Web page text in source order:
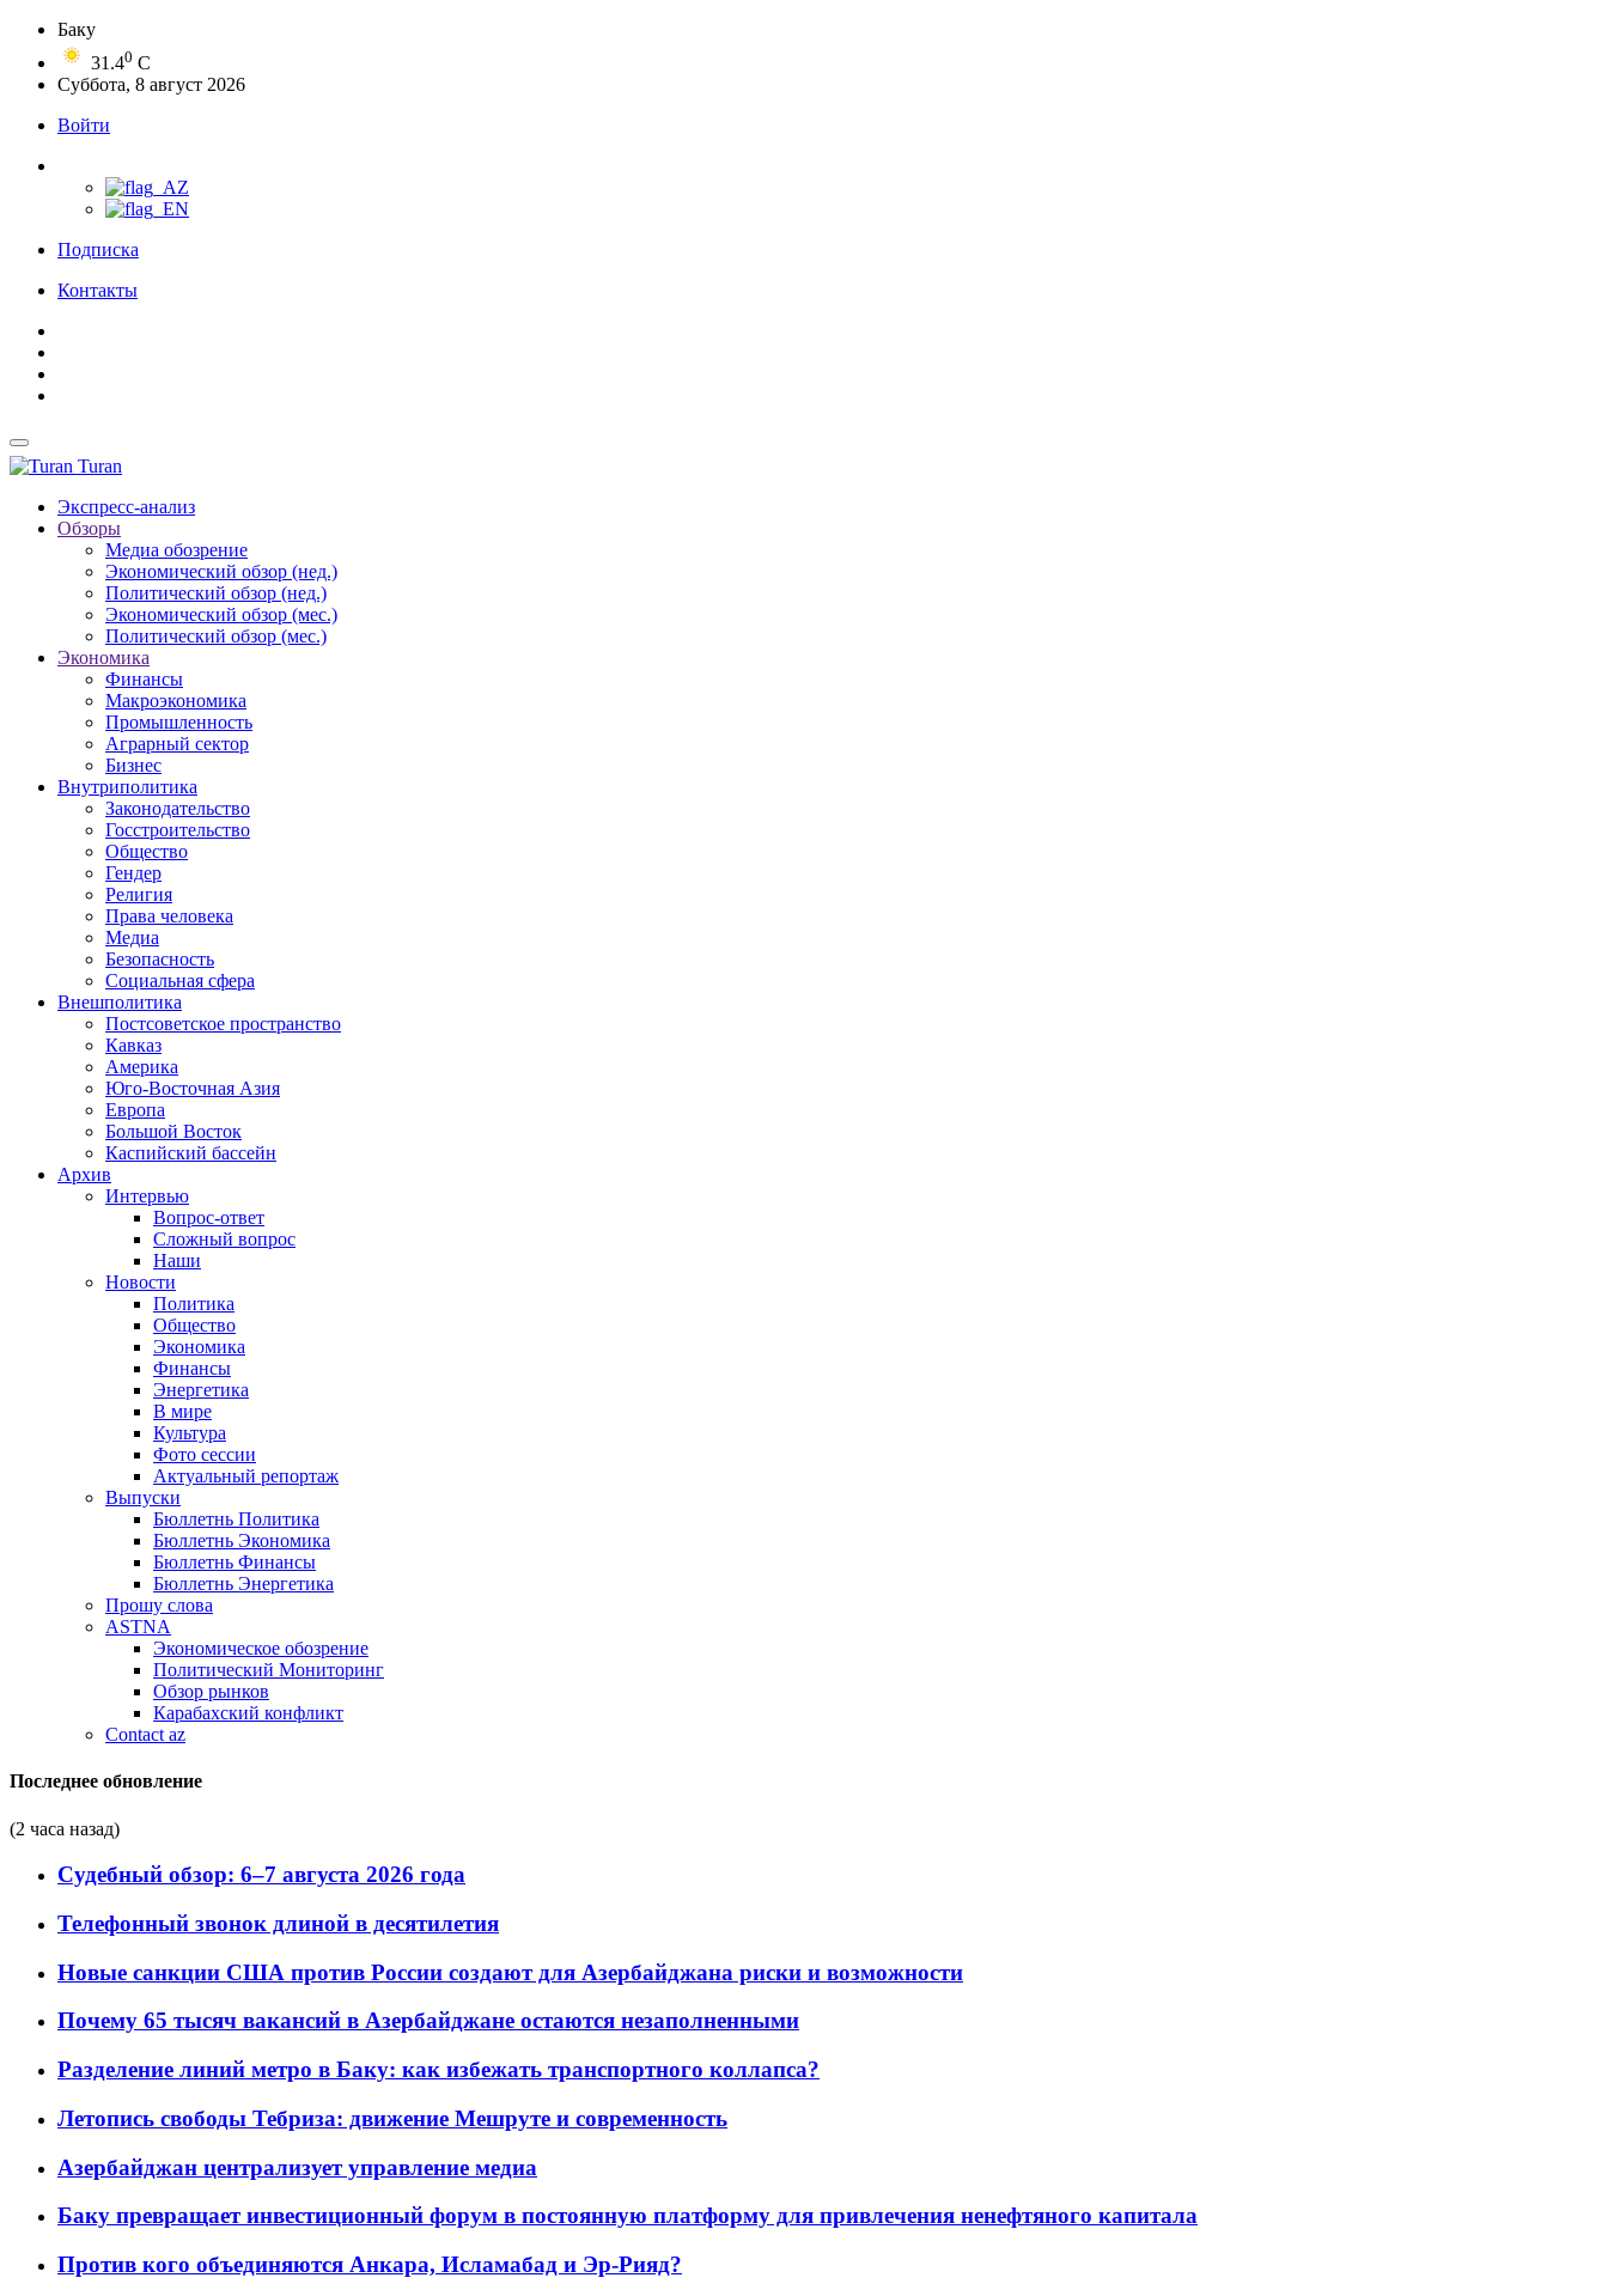
Баку
31.40 C
Суббота, 8 август 2026
Войти
Подписка
Контакты
Turan
Экспресс-анализ
Обзоры
Медиа обозрение
Экономический обзор (нед.)
Политический обзор (нед.)
Экономический обзор (мес.)
Политический обзор (мес.)
Экономика
Финансы
Макроэкономика
Промышленность
Аграрный сектор
Бизнес
Внутриполитика
Законодательство
Госстроительство
Общество
Гендер
Религия
Права человека
Медиа
Безопасность
Социальная сфера
Внешполитика
Постсоветское пространство
Кавказ
Америка
Юго-Восточная Азия
Европа
Большой Восток
Каспийский бассейн
Архив
Интервью
Вопрос-ответ
Сложный вопрос
Наши
Новости
Политика
Общество
Экономика
Финансы
Энергетика
В мире
Культура
Фото сессии
Актуальный репортаж
Выпуски
Бюллетнь Политика
Бюллетнь Экономика
Бюллетнь Финансы
Бюллетнь Энергетика
Прошу слова
ASTNA
Экономическое обозрение
Политический Мониторинг
Обзор рынков
Карабахский конфликт
Contact az
Последнее обновление
(2 часа назад)
Судебный обзор: 6–7 августа 2026 года
Телефонный звонок длиной в десятилетия
Новые санкции США против России создают для Азербайджана риски и возможности
Почему 65 тысяч вакансий в Азербайджане остаются незаполненными
Разделение линий метро в Баку: как избежать транспортного коллапса?
Летопись свободы Тебриза: движение Мешруте и современность
Азербайджан централизует управление медиа
Баку превращает инвестиционный форум в постоянную платформу для привлечения ненефтяного капитала
Против кого объединяются Анкара, Исламабад и Эр-Рияд?